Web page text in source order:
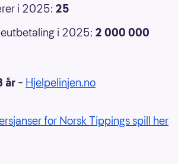
i 2025: 25
i 2025: 2 000 000
år – Hjelpelinjen.no
for Norsk Tippings spill her